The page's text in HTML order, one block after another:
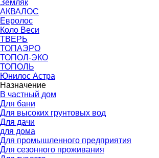
Земляк
АКВАЛОС
Евролос
Коло Веси
ТВЕРЬ
ТОПАЭРО
ТОПОЛ-ЭКО
ТОПОЛЬ
Юнилос Астра
Назначение
В частный дом
Для бани
Для высоких грунтовых вод
Для дачи
для дома
Для промышленного предприятия
Для сезонного проживания